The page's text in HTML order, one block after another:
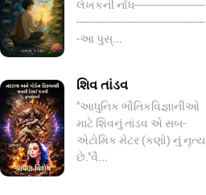
લેખકની નોંધ----------------------
----------------------------------------
-આ પુસ્...
શિવ તાંડવ
"આધુનિક ભૌતિકવિજ્ઞાનીઓ
માટે શિવનું તાંડવ એ સબ-
એટોમિક મેટર (કણો) નું નૃત્ય
છે."વૈ...